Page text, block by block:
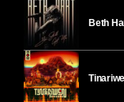
Beth